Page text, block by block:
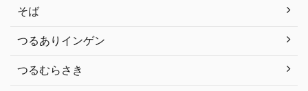
そば
つるありインゲン
つるむらさき